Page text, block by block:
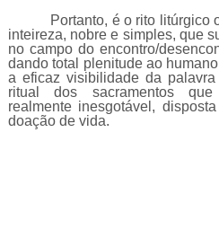
Portanto, é o rito litúrgico
inteireza, nobre e simples, que
no campo do encontro/
dando total plenitude ao
a eficaz visibilidade da
ritual dos sacramentos
realmente inesgotável,
doação de vida.